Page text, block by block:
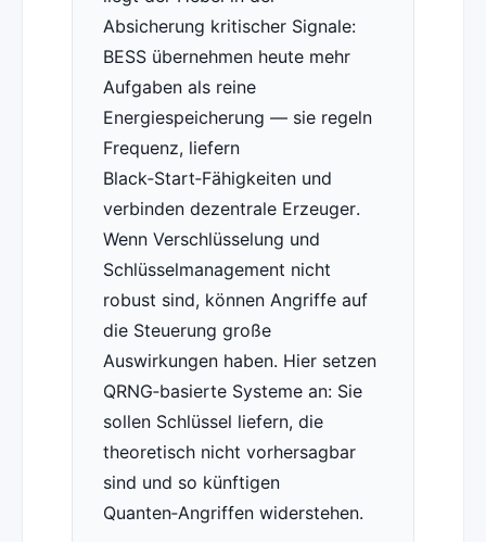
Absicherung kritischer Signale:
BESS übernehmen heute mehr
Aufgaben als reine
Energiespeicherung — sie regeln
Frequenz, liefern
Black‑Start‑Fähigkeiten und
verbinden dezentrale Erzeuger.
Wenn Verschlüsselung und
Schlüsselmanagement nicht
robust sind, können Angriffe auf
die Steuerung große
Auswirkungen haben. Hier setzen
QRNG‑basierte Systeme an: Sie
sollen Schlüssel liefern, die
theoretisch nicht vorhersagbar
sind und so künftigen
Quanten‑Angriffen widerstehen.